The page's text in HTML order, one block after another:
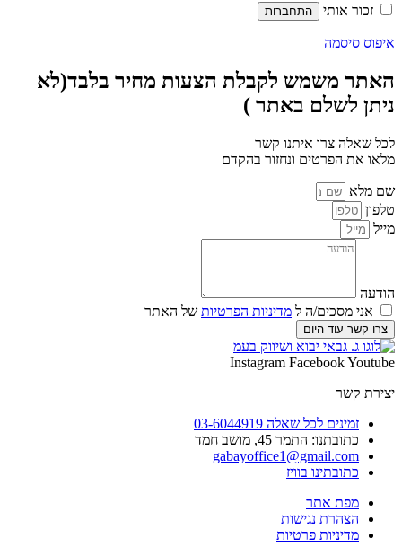
זכור אותי התחברות
איפוס סיסמה
האתר משמש לקבלת הצעות מחיר בלבד(לא
ניתן לשלם באתר )
לכל שאלה צרו איתנו קשר
מלאו את הפרטים ונחזור בהקדם
שם מלא
טלפון
מייל
הודעה
אני מסכים/ה ל מדיניות הפרטיות של האתר
צרו קשר עוד היום
Instagram FacebookYoutube
יצירת קשר
זמינים לכל שאלה 03-6044919
כתובתנו: התמר 45, מושב חמד​
gabayoffice1@gmail.com
כתובתינו בוויז
מפת אתר
הצהרת נגישות
מדיניות פרטיות